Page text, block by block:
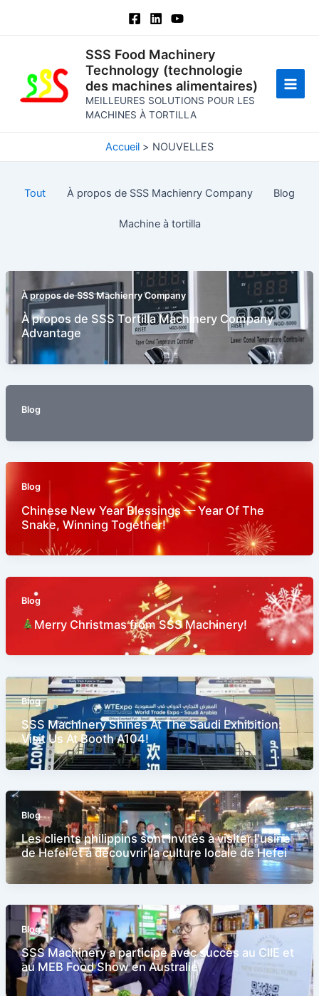
SSS Food Machinery
Technology (technologie
des machines alimentaires)
MEILLEURES SOLUTIONS POUR LES
MACHINES À TORTILLA
Accueil NOUVELLES
Tout À propos de SSS Machienry Company Blog
Machine à tortilla
À propos de SSS Machienry Company
À propos de SSS Tortilla Machinery Company
Advantage
Blog
Blog
Chinese New Year Blessings — Year Of The
Snake, Winning Together!
Blog
Merry Christmas from SSS Machinery!
Blog
SSS Machinery Shines At The Saudi Exhibition:
Visit Us At Booth A104!
Blog
Les clients philippins sont invités à visiter l'usine
de Hefei et à découvrir la culture locale de Hefei
Blog
SSS Machinery a participé avec succès au CIIE et
au MEB Food Show en Australie